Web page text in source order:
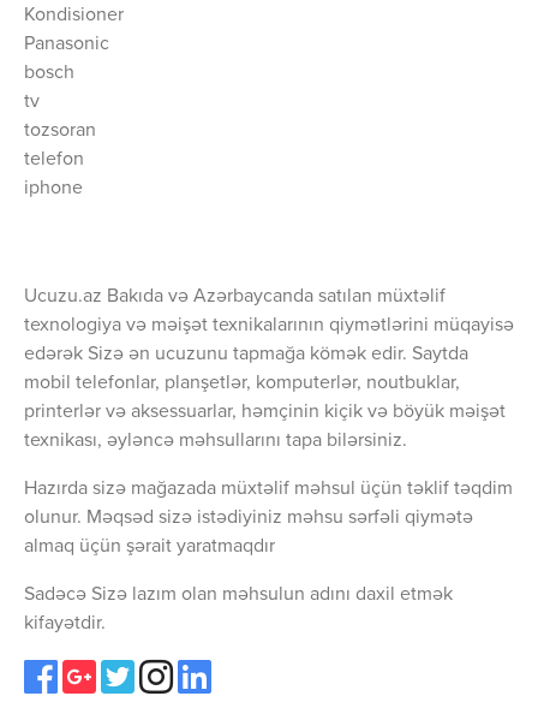
Kondisioner
Panasonic
bosch
tv
tozsoran
telefon
iphone
Ucuzu.az Bakıda və Azərbaycanda satılan müxtəlif
texnologiya və məişət texnikalarının qiymətlərini müqayisə
edərək Sizə ən ucuzunu tapmağa kömək edir. Saytda
mobil telefonlar, planşetlər, komputerlər, noutbuklar,
printerlər və aksessuarlar, həmçinin kiçik və böyük məişət
texnikası, əyləncə məhsullarını tapa bilərsiniz.
Hazırda sizə mağazada müxtəlif məhsul üçün təklif təqdim
olunur. Məqsəd sizə istədiyiniz məhsu sərfəli qiymətə
almaq üçün şərait yaratmaqdır
Sadəcə Sizə lazım olan məhsulun adını daxil etmək
kifayətdir.